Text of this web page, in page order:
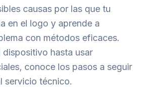
causas por las que tu
en el logo y aprende a
con métodos eficaces.
dispositivo hasta usar
conoce los pasos a seguir
servicio técnico.